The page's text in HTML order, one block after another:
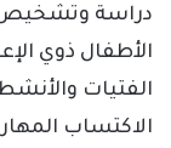
دراسة وتشخيص
الأطفال ذوي
الفتيات
الاكتساب